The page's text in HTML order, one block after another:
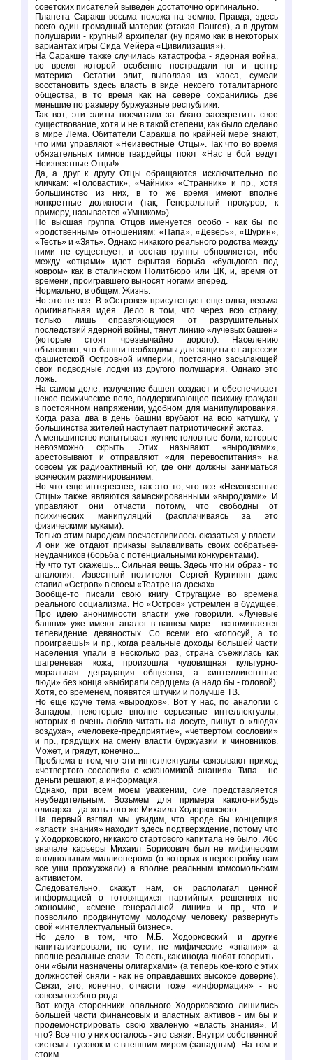
советских писателей выведен достаточно оригинально.
Планета Саракш весьма похожа на землю. Правда, здесь
всего один громадный материк (этакая Пангея), а в другом
полушарии - крупный архипелаг (ну прямо как в некоторых
вариантах игры Сида Мейера «Цивилизация»).
На Саракше также случилась катастрофа - ядерная война,
во время которой особенно пострадали юг и центр
материка. Остатки элит, выползая из хаоса, сумели
восстановить здесь власть в виде некоего тоталитарного
общества, в то время как на севере сохранились две
меньшие по размеру буржуазные республики.
Так вот, эти элиты посчитали за благо засекретить свое
существование, хотя и не в такой степени, как было сделано
в мире Лема. Обитатели Саракша по крайней мере знают,
что ими управляют «Неизвестные Отцы». Так что во время
обязательных гимнов гвардейцы поют «Нас в бой ведут
Неизвестные Отцы!».
Да, а друг к другу Отцы обращаются исключительно по
кличкам: «Головастик», «Чайник» «Странник» и пр., хотя
большинство из них, в то же время имеют вполне
конкретные должности (так, Генеральный прокурор, к
примеру, называется «Умником»).
Но высшая группа Отцов именуется особо - как бы по
«родственным» отношениям: «Папа», «Деверь», «Шурин»,
«Тесть» и «Зять». Однако никакого реального родства между
ними не существует, и состав группы обновляется, ибо
между «отцами» идет скрытая борьба «бульдогов под
ковром» как в сталинском Политбюро или ЦК, и, время от
времени, проигравшего выносят ногами вперед.
Нормально, в общем. Жизнь.
Но это не все. В «Острове» присутствует еще одна, весьма
оригинальная идея. Дело в том, что через всю страну,
только лишь оправляющуюся от разрушительных
последствий ядерной войны, тянут линию «лучевых башен»
(которые стоят чрезвычайно дорого). Населению
объясняют, что башни необходимы для защиты от агрессии
фашистской Островной империи, постоянно засылающей
свои подводные лодки из другого полушария. Однако это
ложь.
На самом деле, излучение башен создает и обеспечивает
некое психическое поле, поддерживающее психику граждан
в постоянном напряжении, удобном для манипулирования.
Когда раза два в день башни врубают на всю катушку, у
большинства жителей наступает патриотический экстаз.
А меньшинство испытывает жуткие головные боли, которые
невозможно скрыть. Этих называют «выродками»,
арестовывают и отправляют «для перевоспитания» на
совсем уж радиоактивный юг, где они должны заниматься
всяческим разминированием.
Но что еще интереснее, так это то, что все «Неизвестные
Отцы» также являются замаскированными «выродками». И
управляют они отчасти потому, что свободны от
психических манипуляций (расплачиваясь за это
физическими муками).
Только этим выродкам посчастливилось оказаться у власти.
И они же отдают приказы вылавливать своих собратьев-
неудачников (борьба с потенциальными конкурентами).
Ну что тут скажешь... Сильная вещь. Здесь что ни образ - то
аналогия. Известный политолог Сергей Кургинян даже
ставил «Остров» в своем «Театре на досках».
Вообще-то писали свою книгу Стругацкие во времена
реального социализма. Но «Остров» устремлен в будущее.
Про идею анонимности власти уже говорили. «Лучевые
башни» уже имеют аналог в нашем мире - вспоминается
телевидение девяностых. Со всеми его «голосуй, а то
проиграешь!» и пр., когда реальные доходы большей части
населения упали в несколько раз, страна съежилась как
шагреневая кожа, произошла чудовищная культурно-
моральная деградация общества, а «интеллигентные
люди» без конца «выбирали сердцем» (а надо бы - головой).
Хотя, со временем, появятся штучки и получше ТВ.
Но еще круче тема «выродков». Вот у нас, по аналогии с
Западом, некоторые вполне серьезные интеллектуалы,
которых я очень люблю читать на досуге, пишут о «людях
воздуха», «человеке-предприятие», «четвертом сословии»
и пр., грядущих на смену власти буржуазии и чиновников.
Может, и грядут, конечно...
Проблема в том, что эти интеллектуалы связывают приход
«четвертого сословия» с «экономикой знания». Типа - не
деньги решают, а информация.
Однако, при всем моем уважении, сие представляется
неубедительным. Возьмем для примера какого-нибудь
олигарха - да хоть того же Михаила Ходорковского.
На первый взгляд мы увидим, что вроде бы концепция
«власти знания» находит здесь подтверждение, потому что
у Ходорковского, никакого стартового капитала не было. Ибо
вначале карьеры Михаил Борисович был не мифическим
«подпольным миллионером» (о которых в перестройку нам
все уши прожужжали) а вполне реальным комсомольским
активистом.
Следовательно, скажут нам, он располагал ценной
информацией о готовящихся партийных решениях по
экономике, «смене генеральной линии» и пр., что и
позволило продвинутому молодому человеку развернуть
свой «интеллектуальный бизнес».
Но дело в том, что М.Б. Ходорковский и другие
капитализировали, по сути, не мифические «знания» а
вполне реальные связи. То есть, как иногда любят говорить -
они «были назначены олигархами» (а теперь кое-кого с этих
должностей сняли - как не оправдавших высокое доверие).
Связи, это, конечно, отчасти тоже «информация» - но
совсем особого рода.
Вот когда сторонники опального Ходорковского лишились
большей части финансовых и властных активов - им бы и
продемонстрировать свою хваленую «власть знания». И
что? Все что у них осталось - это связи. Внутри собственной
системы тусовок и с внешним миром (западным). На том и
стоим.